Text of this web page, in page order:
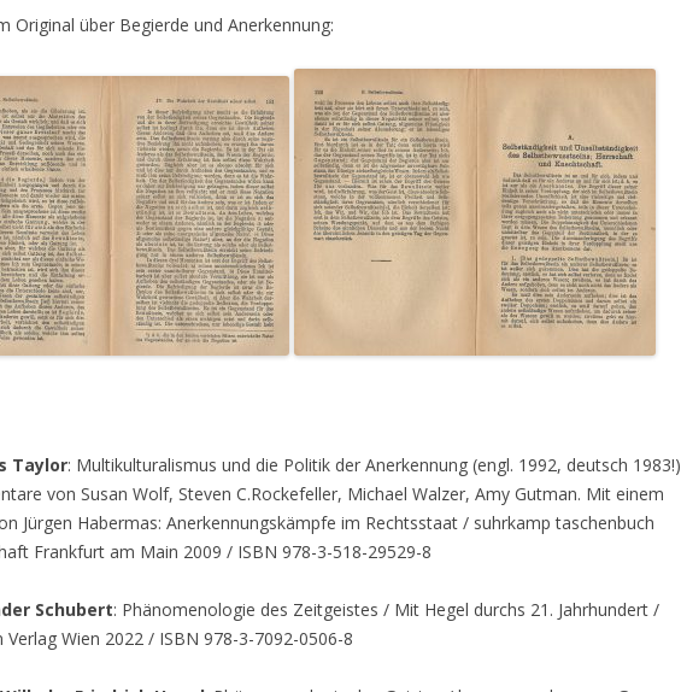
Original über Begierde und Anerkennung:
Taylor: Multikulturalismus und die Politik der Anerkennung (engl. 1992, deutsch 1983!)
von Susan Wolf, Steven C.Rockefeller, Michael Walzer, Amy Gutman. Mit einem
Jürgen Habermas: Anerkennungskämpfe im Rechtsstaat / suhrkamp taschenbuch
Frankfurt am Main 2009 / ISBN 978-3-518-29529-8
Schubert: Phänomenologie des Zeitgeistes / Mit Hegel durchs 21. Jahrhundert /
Verlag Wien 2022 / ISBN 978-3-7092-0506-8